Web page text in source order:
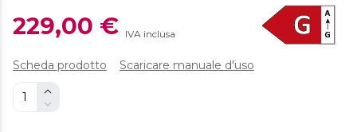
229,00 € IVA inclusa
Scheda prodotto Scaricare manuale d'uso